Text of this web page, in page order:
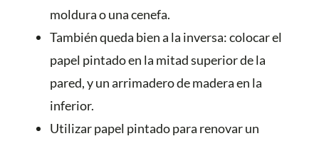
moldura o una cenefa.
También queda bien a la inversa: colocar el
papel pintado en la mitad superior de la
pared, y un arrimadero de madera en la
inferior.
Utilizar papel pintado para renovar un